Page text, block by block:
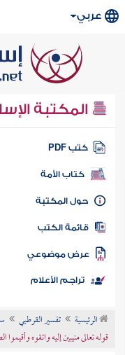
عربي
المكتبة
كتب PDF
كتاب الأمة
المكتبة
الكتب
موضوعي
تراجم الأعلام
الرئيسية تفسير القرطبي
قوله تعالى منيبين إليه واتقوه